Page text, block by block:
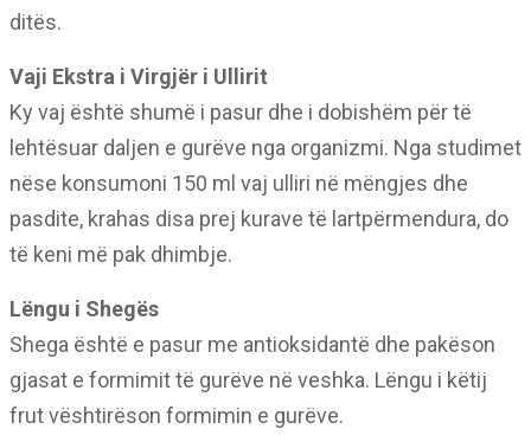
ditës.
Vaji Ekstra i Virgjër i Ullirit
Ky vaj është shumë i pasur dhe i dobishëm për të
lehtësuar daljen e gurëve nga organizmi. Nga studimet
nëse konsumoni 150 ml vaj ulliri në mëngjes dhe
pasdite, krahas disa prej kurave të lartpërmendura, do
të keni më pak dhimbje.
Lëngu i Shegës
Shega është e pasur me antioksidantë dhe pakëson
gjasat e formimit të gurëve në veshka. Lëngu i këtij
frut vështirëson formimin e gurëve.